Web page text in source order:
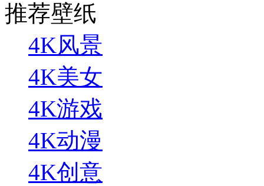
推荐壁纸
4K风景
4K美女
4K游戏
4K动漫
4K创意